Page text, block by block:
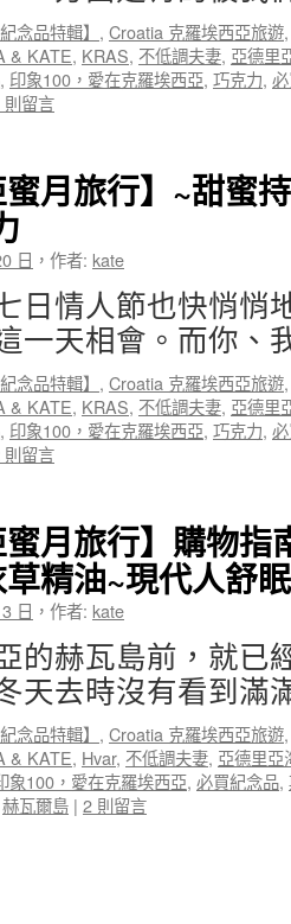
念品特輯】 , Croatia 克羅埃西亞旅遊
& KATE, KRAS, 不低調夫妻, 亞德里
, 印象100，愛在克羅埃西亞, 巧克力,
則留言
蜜月旅行】~甜蜜
日 ， 作者: kate
日情人節也快悄悄
一天相會。而你
念品特輯】 , Croatia 克羅埃西亞旅遊
& KATE, KRAS, 不低調夫妻, 亞德里
, 印象100，愛在克羅埃西亞, 巧克力,
則留言
蜜月旅行】購物
精油~現代人舒
日 ， 作者: kate
的赫瓦島前，就已
天去時沒有看到
念品特輯】 , Croatia 克羅埃西亞旅遊
& KATE, Hvar, 不低調夫妻, 亞德里亞
象100，愛在克羅埃西亞, 必買紀念品,
赫瓦爾島 | 2 則留言